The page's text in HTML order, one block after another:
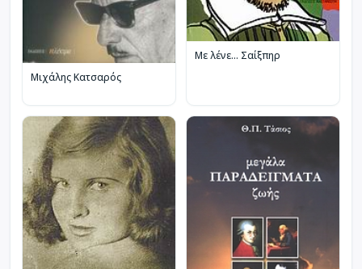
Μιχάλης Κατσαρός
Με λένε... Σαίξπηρ